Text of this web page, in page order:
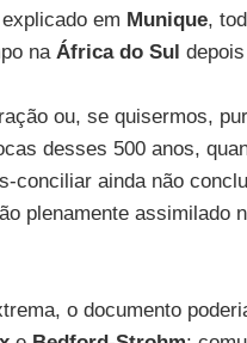
em Munique,
na África do Sul
ou, se quisermos,
desses 500 anos,
conciliar ainda não
plenamente assimilado
o documento